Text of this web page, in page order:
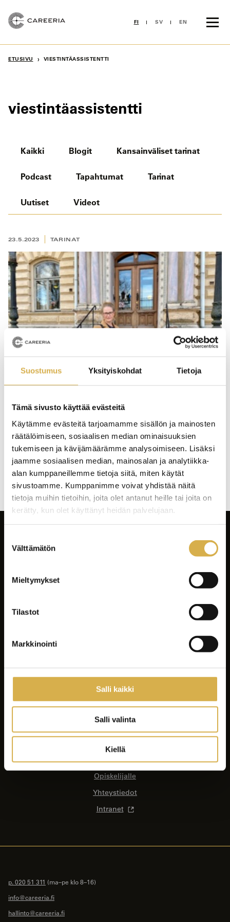
Suostumus Yksityiskohdat Tietoja
Tämä sivusto käyttää evästeitä
Käytämme evästeitä tarjoamamme sisällön ja mainosten
räätälöimiseen, sosiaalisen median ominaisuuksien
tukemiseen ja kävijämäärämme analysoimiseen. Lisäksi
jaamme sosiaalisen median, mainosalan ja analytiikka-
alan kumppaneillemme tietoja siitä, miten käytät
sivustoamme. Kumppanimme voivat yhdistää näitä
tietoja muihin tietoihin, joita olet antanut heille tai joita on
kerätty, kun olet käyttänyt heidän palvelujaan.
valinta
Välttämätön
Mieltymykset
Tilastot
Markkinointi
Salli kaikki
Salli valinta
Kiellä
sisältöön
FI SV EN
ETUSIVU › VIESTINTÄASSISTENTTI
viestintäassistentti
Kaikki Blogit Kansainväliset tarinat
Podcast Tapahtumat Tarinat
Uutiset Videot
23.5.2023 TARINAT
Sairaanhoitajasta viestintäassistentiksi
Artikkelien
selaus
Koulutukset
Yrityksille ja yhteisöille
Ajankohtaista
Opiskelijalle
Yhteystiedot
Intranet
p. 020 51 311 (ma–pe klo 8–16)
info@careeria.fi
hallinto@careeria.fi